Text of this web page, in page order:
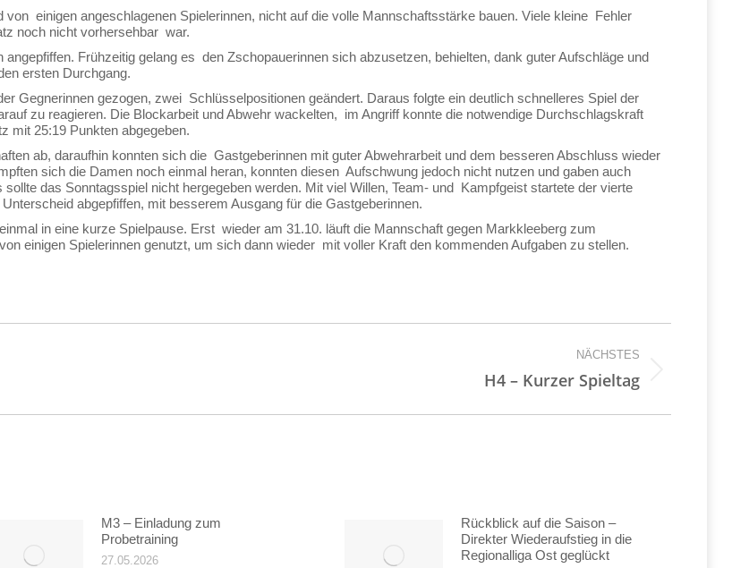
einigen angeschlagenen Spielerinnen, nicht auf die volle Mannschaftsstärke bauen. Viele kleine Fehler
noch nicht vorhersehbar war.
Frühzeitig gelang es den Zschopauerinnen sich abzusetzen, behielten, dank guter Aufschläge und
ersten Durchgang.
Gegnerinnen gezogen, zwei Schlüsselpositionen geändert. Daraus folgte ein deutlich schnelleres Spiel der
zu reagieren. Die Blockarbeit und Abwehr wackelten, im Angriff konnte die notwendige Durchschlagskraft
mit 25:19 Punkten abgegeben.
ab, daraufhin konnten sich die Gastgeberinnen mit guter Abwehrarbeit und dem besseren Abschluss wieder
sich die Damen noch einmal heran, konnten diesen Aufschwung jedoch nicht nutzen und gaben auch
das Sonntagsspiel nicht hergegeben werden. Mit viel Willen, Team- und Kampfgeist startete der vierte
abgepfiffen, mit besserem Ausgang für die Gastgeberinnen.
in eine kurze Spielpause. Erst wieder am 31.10. läuft die Mannschaft gegen Markkleeberg zum
einigen Spielerinnen genutzt, um sich dann wieder mit voller Kraft den kommenden Aufgaben zu stellen.
NÄCHSTES
H4 – Kurzer Spieltag
M3 – Einladung zum
Probetraining
27.05.2026
Rückblick auf die Saison –
Direkter Wiederaufstieg in die
Regionalliga Ost geglückt